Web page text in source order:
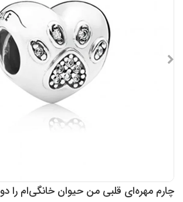
چارم مهره‌ای قلبی من حیوان خانگی‌ام را